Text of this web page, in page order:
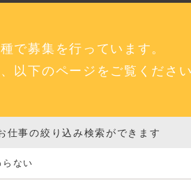
で募集を行っています。
以下のページをご覧くださ
仕事の絞り込み検索ができます
らない